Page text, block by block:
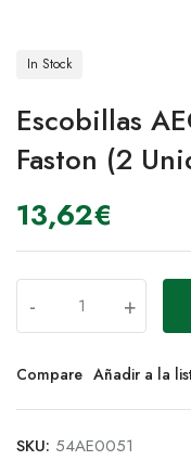
In Stock
Escobillas
Faston (2
13,62€
- +
Compare Añadir a la
SKU: 54AE0051